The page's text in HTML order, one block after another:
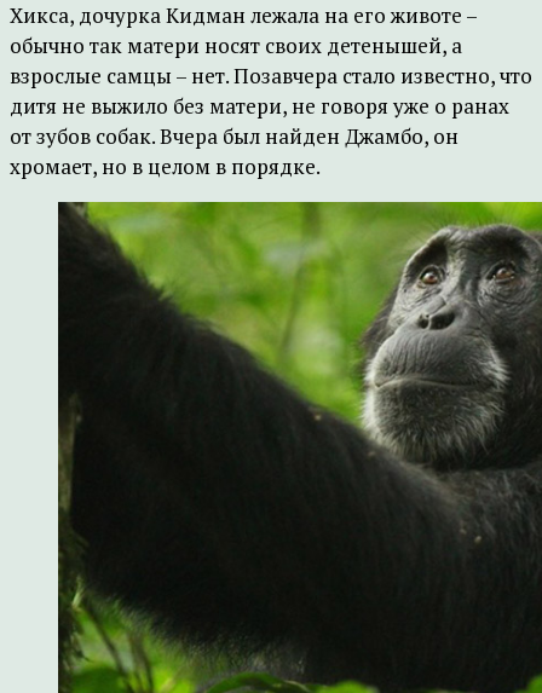
Хикса, дочурка Кидман лежала на его животе –
обычно так матери носят своих детенышей, а
взрослые самцы – нет. Позавчера стало известно, что
дитя не выжило без матери, не говоря уже о ранах
от зубов собак. Вчера был найден Джамбо, он
хромает, но в целом в порядке.